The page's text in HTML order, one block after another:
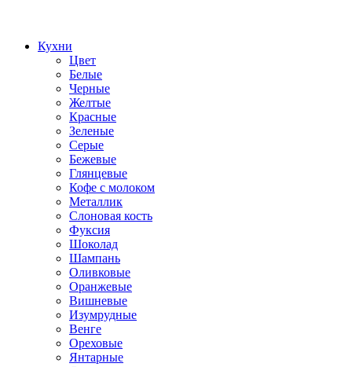
Кухни
Цвет
Белые
Черные
Желтые
Красные
Зеленые
Серые
Бежевые
Глянцевые
Кофе с молоком
Металлик
Слоновая кость
Фуксия
Шоколад
Шампань
Оливковые
Оранжевые
Вишневые
Изумрудные
Венге
Ореховые
Янтарные